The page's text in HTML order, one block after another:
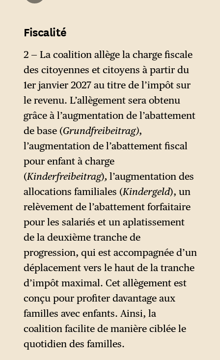
« assurance retraite légale »
Rentenversicherung), de
l’assurance retraite
d’entreprise (Betriebliche
Rentenversicherung) et de la
prévoyance privée (Private
Altersvorsorge). Les deux
derniers fonctionnent déjà sur
le principe de la
capitalisation. La réforme des
retraites présentée en juin par
la commission d’experts
prévoit notamment qu’une
part croissante des cotisations
du régime de base, qui repose
actuellement entièrement sur
le principe de la répartition,
soit désormais investie sur les
marchés financiers. Cette
réforme, qui s’inspire
explicitement du modèle
suédois, doit concerner à
Fiscalité
2 — La coalition allège la charge fiscale
des citoyennes et citoyens à partir du
1er janvier 2027 au titre de l’impôt sur
le revenu. L’allègement sera obtenu
grâce à l’augmentation de l’abattement
de base (Grundfreibeitrag),
l’augmentation de l’abattement fiscal
pour enfant à charge
(Kinderfreibeitrag), l’augmentation des
allocations familiales (Kindergeld), un
relèvement de l’abattement forfaitaire
pour les salariés et un aplatissement
de la deuxième tranche de
progression, qui est accompagnée d’un
déplacement vers le haut de la tranche
d’impôt maximal. Cet allègement est
conçu pour profiter davantage aux
familles avec enfants. Ainsi, la
coalition facilite de manière ciblée le
quotidien des familles.